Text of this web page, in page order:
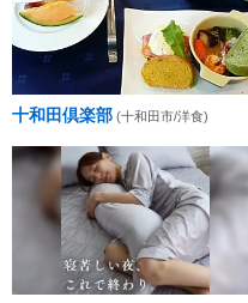
十和田倶楽部 (十和田市/洋食)